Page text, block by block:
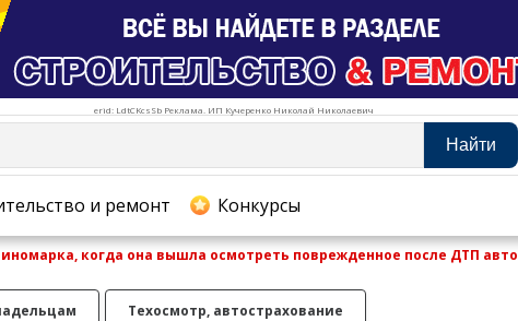
erid: LdtCKcsSb Реклама. ИП Кучеренко Николай Николаевич
Найти
и ремонт Конкурсы
когда она вышла осмотреть поврежденное после ДТП авто
Техосмотр, автострахование